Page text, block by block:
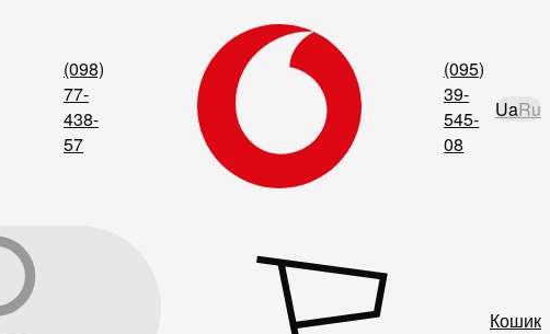
(098)
77-
438-
57
(095)
39-
545-
08
UaRu
Кошик